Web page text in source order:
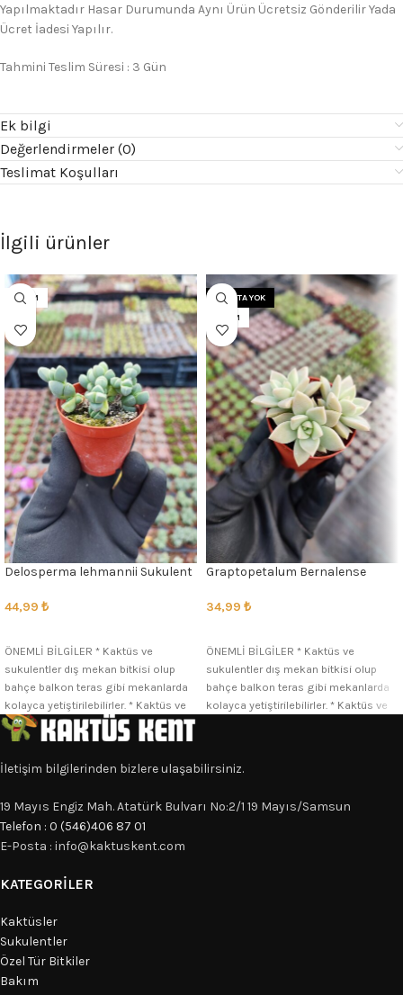
Yapılmaktadır Hasar Durumunda Aynı Ürün Ücretsiz Gönderilir Yada
Ücret İadesi Yapılır.
Tahmini Teslim Süresi : 3 Gün
Ek bilgi
Değerlendirmeler (0)
Teslimat Koşulları
İlgili ürünler
5.5CM
Delosperma lehmannii Sukulent
44,99 ₺
ÖNEMLİ BİLGİLER * Kaktüs ve
sukulentler dış mekan bitkisi olup
bahçe balkon teras gibi mekanlarda
kolayca yetiştirilebilirler. * Kaktüs ve
STOKTA YOK
5.5CM
Graptopetalum Bernalense
34,99 ₺
ÖNEMLİ BİLGİLER * Kaktüs ve
sukulentler dış mekan bitkisi olup
bahçe balkon teras gibi mekanlarda
kolayca yetiştirilebilirler. * Kaktüs ve
İletişim bilgilerinden bizlere ulaşabilirsiniz.
19 Mayıs Engiz Mah. Atatürk Bulvarı No:2/1 19 Mayıs/Samsun
Telefon : 0 (546)406 87 01
E-Posta : info@kaktuskent.com
KATEGORILER
Kaktüsler
Sukulentler
Özel Tür Bitkiler
Bakım